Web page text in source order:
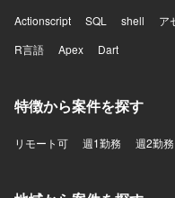
Actionscript
SQL shell ア
R言語
Apex Dart
特徴から案件を探す
リモート可 週1勤務 週2勤務